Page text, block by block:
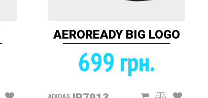
AEROREADY BIG LOGO
699 грн.
ADIDAS